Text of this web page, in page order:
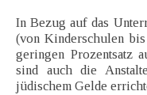
In Bezug auf das
(von Kinderschulen
geringen Prozentsatz
sind auch die
jüdischem Gelde